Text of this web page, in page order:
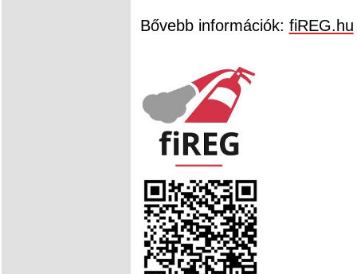
Bővebb információk: fiREG.hu